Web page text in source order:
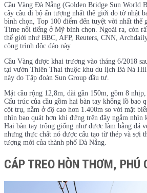
Cầu Vàng Đà Nẵng (Golden Bridge Sun World
cây cầu đi bộ ấn tượng nhất thế giới do tờ nhật
bình chọn, Top 100 điểm đến tuyệt vời nhất thế
Time nổi tiếng ở Mỹ bình chọn. Ngoài ra, còn
thế giới như BBC, AFP, Reuters, CNN,
công trình độc đáo này.
Cầu Vàng được khai trương vào tháng 6/2018
tại vườn Thiên Thai thuộc khu du lịch Bà Nà
này do Tập đoàn Sun Group đầu tư.
Mặt cầu rộng 12,8m, dài gần 150m, gồm 8
Cấu trúc của cầu gồm hai bàn tay khổng lồ bao
cột trụ, nằm ở độ cao hơn 1.400m so với mặt
nhìn bao quát hơn khi đứng trên đây ngắm nhìn
Hai bàn tay trông giống như được làm bằng đá
nhưng thực chất nó được cấu tạo từ thép và sợi
tượng mới của thành phố Đà Nẵng.
CÁP TREO HÒN THƠM, PHÚ